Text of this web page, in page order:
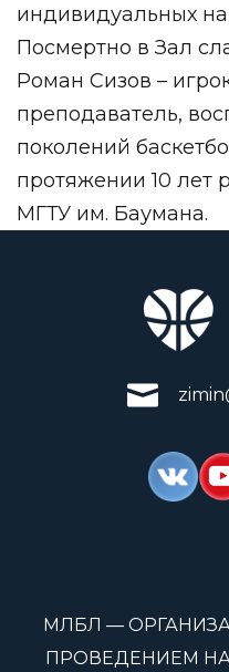
индивидуальных
Посмертно в Зал
Роман Сизов –
преподаватель,
поколений
протяжении 10 лет
МГТУ им. Баумана.
МЛБЛ —
ПРОВЕДЕНИЕМ